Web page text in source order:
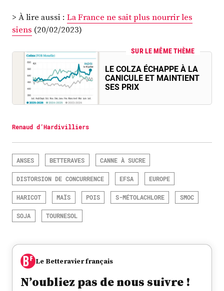
> À lire aussi : La France ne sait plus nourrir les
siens (20/02/2023)
SUR LE MÊME THÈME
LE COLZA ÉCHAPPE À LA
CANICULE ET MAINTIENT
SES PRIX
Renaud d’Hardivilliers
ANSES BETTERAVES CANNE À SUCRE
DISTORSION DE CONCURRENCE EFSA EUROPE
HARICOT MAÏS POIS S-MÉTOLACHLORE SMOC
SOJA TOURNESOL
Le Betteravier français
N’oubliez pas de nous suivre !